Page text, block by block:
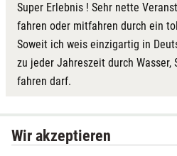
Super Erlebnis ! Sehr nette
fahren oder mitfahren durch ein
Soweit ich weis einzigartig in
zu jeder Jahreszeit durch Wasser,
fahren darf.
Wir akzeptieren